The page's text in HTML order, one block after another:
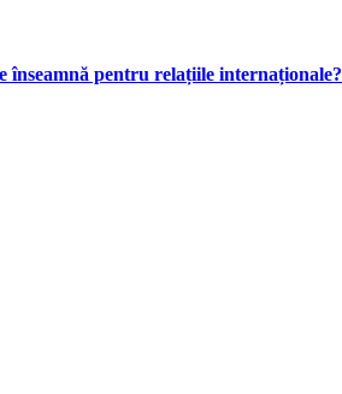
înseamnă pentru relațiile internaționale?